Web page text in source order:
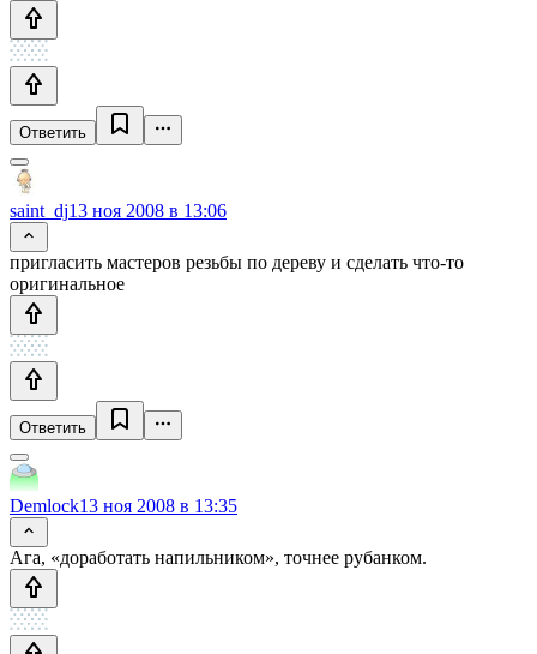
Ответить
saint_dj13 ноя 2008 в 13:06
пригласить мастеров резьбы по дереву и сделать что-то
оригинальное
Ответить
Demlock13 ноя 2008 в 13:35
Ага, «доработать напильником», точнее рубанком.